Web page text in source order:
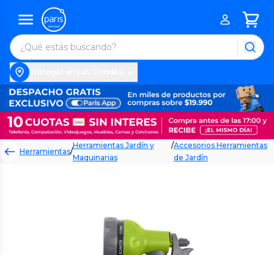
Herramientas/
Herramientas Jardín y
Maquinarias
/Accesorios Herramientas
de Jardín